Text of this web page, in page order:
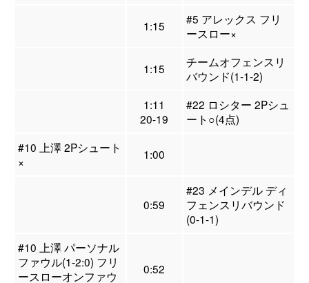
1:15
#5 アレックス フリ
ースロー×
1:15
チームオフェンスリ
バウンド(1-1-2)
1:11
20-19
#22 ロシター 2Pシュ
ート○(4点)
#10 上澤 2Pシュート
×
1:00
0:59
#23 メインデル ディ
フェンスリバウンド
(0-1-1)
#10 上澤 パーソナル
ファウル(1-2:0) フリ
ースローオンファウ
0:52